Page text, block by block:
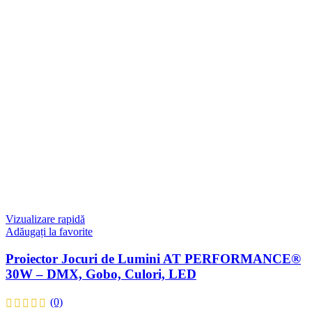
Vizualizare rapidă
Adăugați la favorite
Proiector Jocuri de Lumini AT PERFORMANCE®
30W – DMX, Gobo, Culori, LED
(0)